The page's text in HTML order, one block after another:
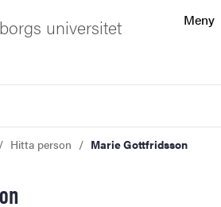
Meny
universitet
Hitta person Marie Gottfridsson